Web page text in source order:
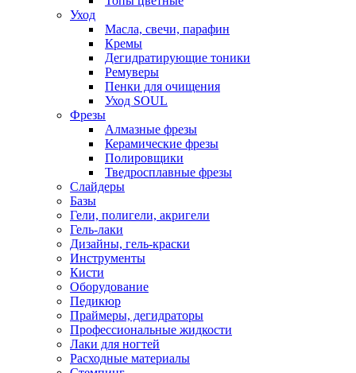
Уход
Масла, свечи, парафин
Кремы
Дегидратирующие тоники
Ремуверы
Пенки для очищения
Уход SOUL
Фрезы
Алмазные фрезы
Керамические фрезы
Полировщики
Тведросплавные фрезы
Слайдеры
Базы
Гели, полигели, акригели
Гель-лаки
Дизайны, гель-краски
Инструменты
Кисти
Оборудование
Педикюр
Праймеры, дегидраторы
Профессиональные жидкости
Лаки для ногтей
Расходные материалы